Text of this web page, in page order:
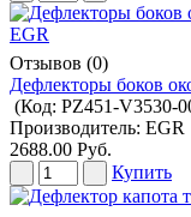
Отзывов (0)
Дефлекторы боков
(Код: PZ451-V3530-
Производитель: EGR
2688.00 Руб.
Купить